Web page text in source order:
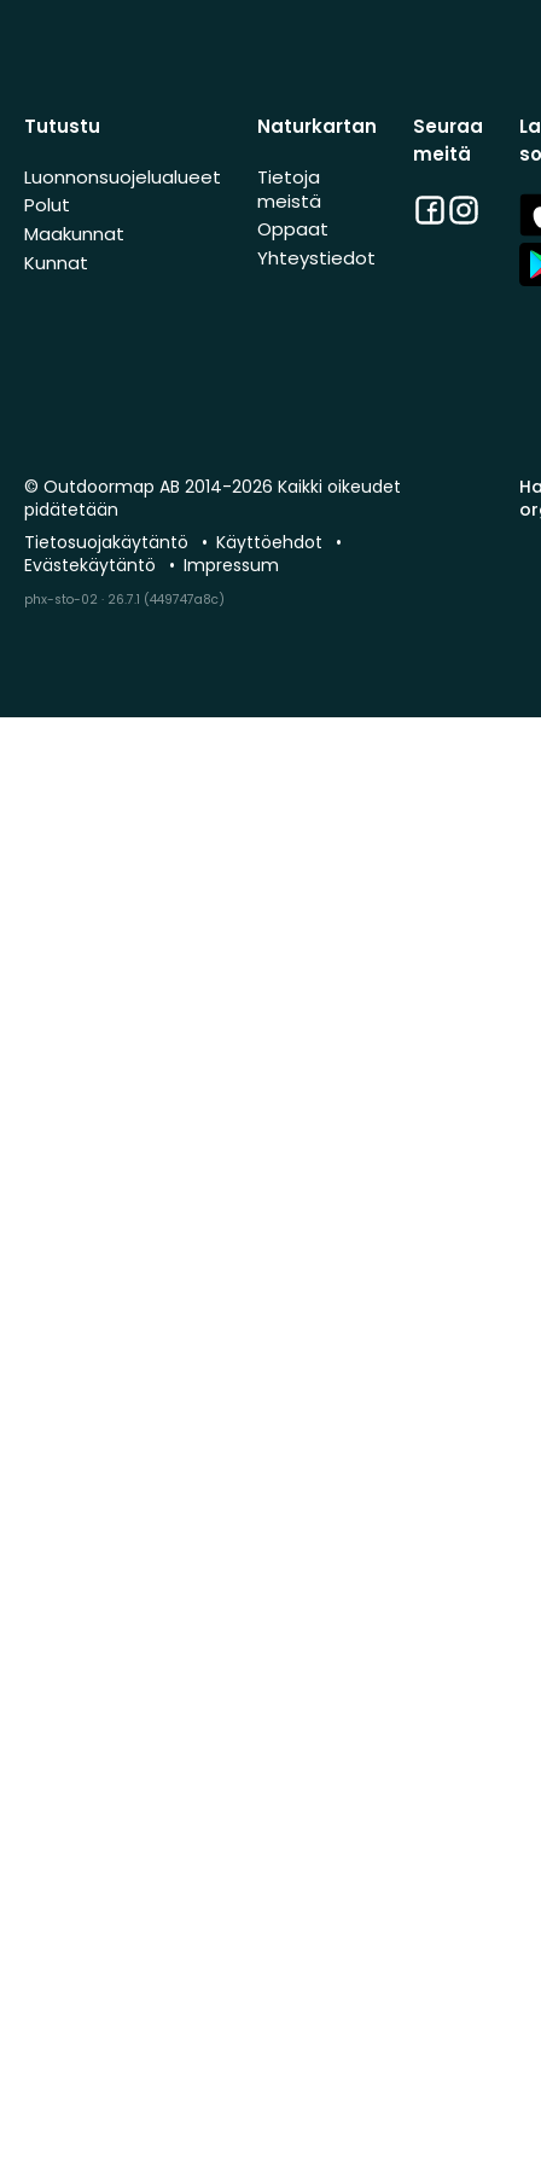
Tutustu
Luonnonsuojelualueet
Polut
Maakunnat
Kunnat
Naturkartan
Tietoja
meistä
Oppaat
Yhteystiedot
Seuraa
meitä
Facebook
© Outdoormap AB 2014-2026 Kaikki oikeudet
pidätetään
Tietosuojakäytäntö
Käyttöehdot
Evästekäytäntö
Impressum
phx-sto-02 · 26.7.1 (449747a8c)